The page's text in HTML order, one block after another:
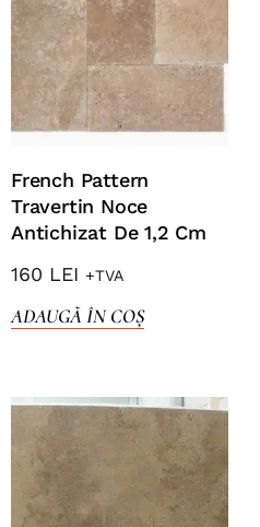
French Pattern
Travertin Noce
Antichizat De 1,2 Cm
160 LEI +TVA
ADAUGĂ ÎN COȘ